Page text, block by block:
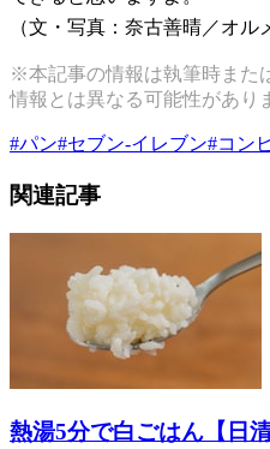
（文・写真：奈古善晴／オル
※本記事の情報は執筆時また
情報とは異なる可能性があり
#パン#セブン-イレブン#コン
関連記事
熱湯5分で白ごはん【日